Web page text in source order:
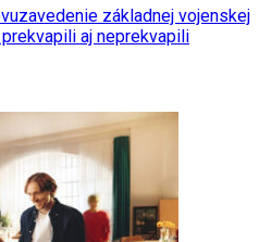
základnej vojenskej
aj neprekvapili